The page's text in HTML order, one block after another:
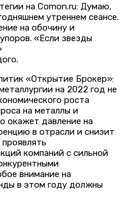
на Comon.ru: Думаю,
утреннем сеансе.
на обочину и
«Если звезды
«Открытие Брокер»:
на 2022 год не
роста
на металлы и
окажет давление на
в отрасли и снизит
компаний с сильной
внимание на
в этом году должны